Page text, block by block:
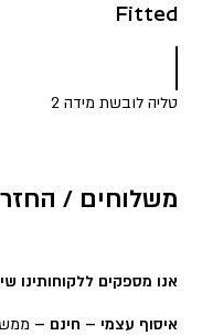
Fitted
טליה לובשת מידה 2
משלוחים /
אנו מספקים ללקוחותינו
איסוף עצמי – חינם –